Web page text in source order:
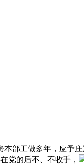
部工做多年，应予
党的后不、不收手，